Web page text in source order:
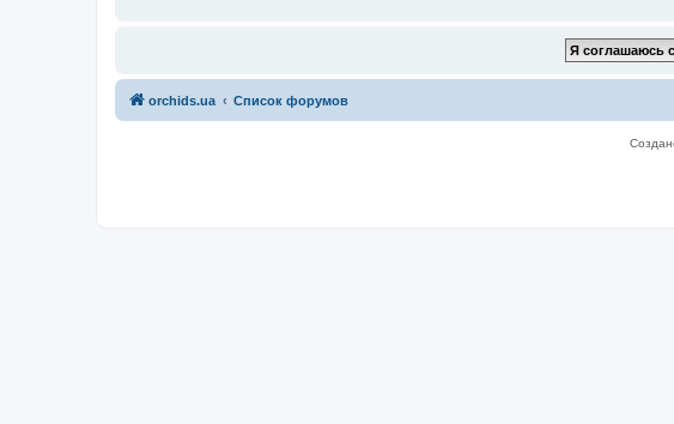
orchids.ua Список форумов